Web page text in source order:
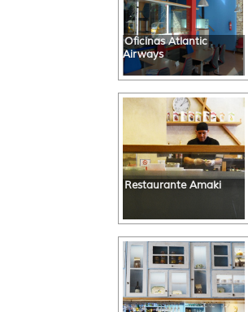
Oficinas Atlantic
Airways
Restaurante Amaki